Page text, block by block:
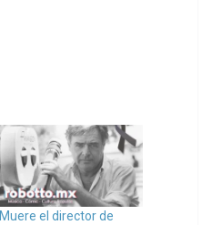
Muere el director de